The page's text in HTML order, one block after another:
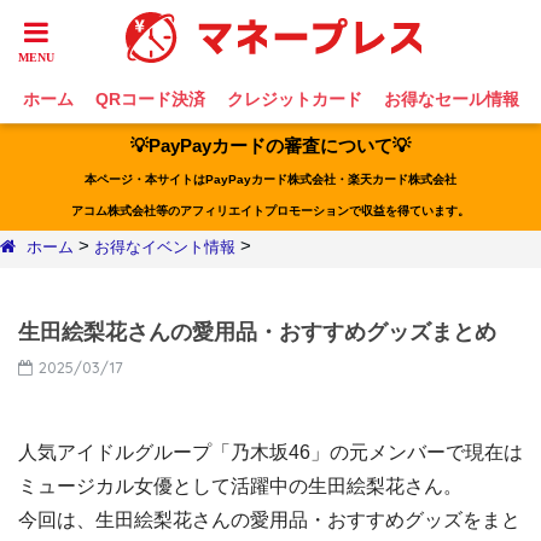
ホーム QRコード決済 クレジットカード お得なセール情報
💡PayPayカードの審査について💡
本ページ・本サイトはPayPayカード株式会社・楽天カード株式会社
アコム株式会社等のアフィリエイトプロモーションで収益を得ています。
ホーム > お得なイベント情報 >
生田絵梨花さんの愛用品・おすすめグッズまとめ
2025/03/17
人気アイドルグループ「乃木坂46」の元メンバーで現在は
ミュージカル女優として活躍中の生田絵梨花さん。
今回は、生田絵梨花さんの愛用品・おすすめグッズをまと